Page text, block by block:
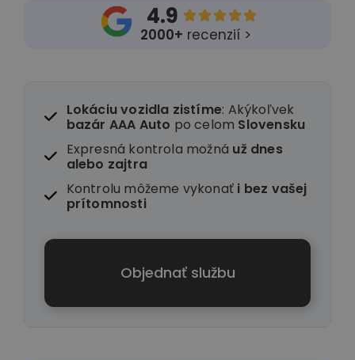
4.9 
2000+ recenzií >
Lokáciu vozidla zistíme: Akýkoľvek
bazár AAA Auto po celom Slovensku
Expresná kontrola možná už dnes
alebo zajtra
Kontrolu môžeme vykonať i bez vašej
prítomnosti
Objednať službu